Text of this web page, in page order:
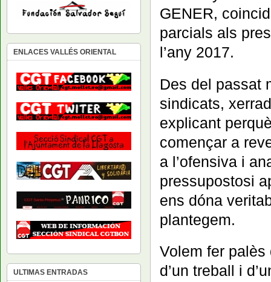
GENER,
parcials als
l’any 2017.
Des del passat
sindicats,
explicant
començar a
a l’ofensiva i
pressupostosi
ens dóna
plantegem.
Volem fer
d’un treball i
ENLACES VALLÉS ORIENTAL
ULTIMAS ENTRADAS